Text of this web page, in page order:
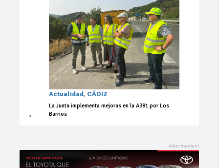
Actualidad, CÁDIZ
La Junta implementa mejoras en la A381 por Los
Barrios